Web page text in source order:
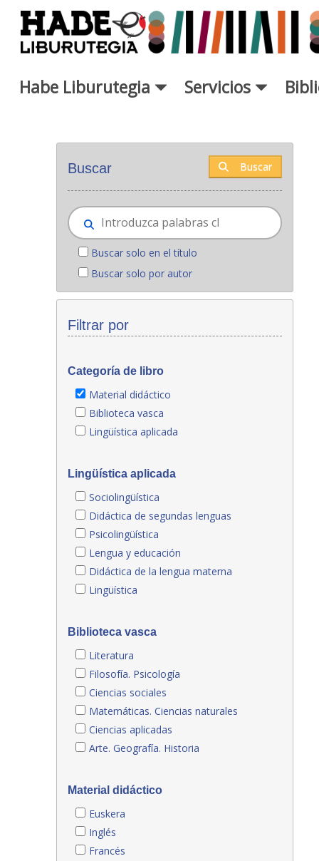
Saltar al contenido principal
Habe Liburutegia Servicios
Buscar Buscar
Buscar solo en el título
Buscar solo por autor
Filtrar por
Categoría de libro
Material didáctico
Biblioteca vasca
Lingüística aplicada
Lingüística aplicada
Sociolingüística
Didáctica de segundas lenguas
Psicolingüística
Lengua y educación
Didáctica de la lengua materna
Lingüística
Biblioteca vasca
Literatura
Filosofía. Psicología
Ciencias sociales
Matemáticas. Ciencias naturales
Ciencias aplicadas
Arte. Geografía. Historia
Material didáctico
Euskera
Inglés
Francés